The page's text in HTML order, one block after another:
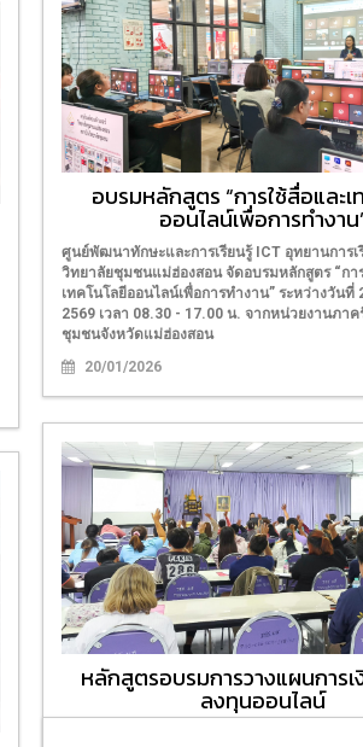
อบรมหลักสูตร “การใช้สื่อและเ
ออนไลน์เพื่อการทำงาน
ศูนย์พัฒนาทักษะและการเรียนรู้ ICT อุทยานการ
วิทยาลัยชุมชนแม่ฮ่องสอน จัดอบรมหลักสูตร “กา
เทคโนโลยีออนไลน์เพื่อการทำงาน” ระหว่างวันที่
2569 เวลา 08.30 - 17.00 น. จากหน่วยงานภาค
ชุมชนจังหวัดแม่ฮ่องสอน
20/01/2026
หลักสูตรอบรมการวางแผนการเ
ลงทุนออนไลน์